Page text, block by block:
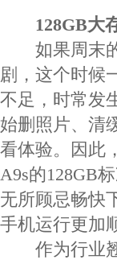
128GB大
如果周末的
剧，这个时候
不足，时常发
始删照片、清
看体验。因此
A9s的128GB
无所顾忌畅快
手机运行更加
作为行业翘